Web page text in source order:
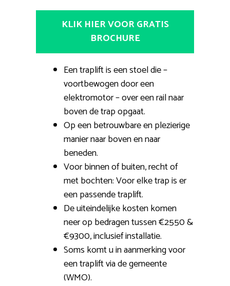
KLIK HIER VOOR GRATIS
BROCHURE
Een traplift is een stoel die –
voortbewogen door een
elektromotor – over een rail naar
boven de trap opgaat.
Op een betrouwbare en plezierige
manier naar boven en naar
beneden.
Voor binnen of buiten, recht of
met bochten: Voor elke trap is er
een passende traplift.
De uiteindelijke kosten komen
neer op bedragen tussen €2550 &
€9300, inclusief installatie.
Soms komt u in aanmerking voor
een traplift via de gemeente
(WMO).